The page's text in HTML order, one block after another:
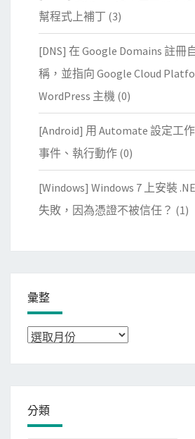
幫程式上補丁 (3)
[DNS] 在 Google Domains 註冊
稱，並指向 Google Cloud
WordPress 主機 (0)
[Android] 用 Automate 設定工
事件、執行動作 (0)
[Windows] Windows 7 上安裝
失敗，因為憑證不被信任？ (1)
彙整
彙
分類